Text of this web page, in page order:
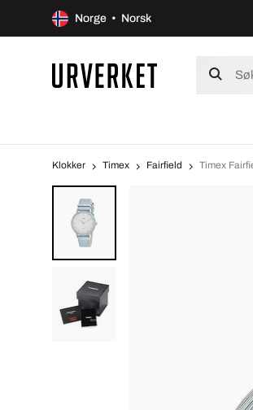
Norge • Norsk
Klokker Timex Fairfield Timex